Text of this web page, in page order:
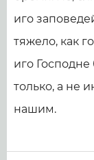
иго
тяжело, как
иго
только, а не
нашим.